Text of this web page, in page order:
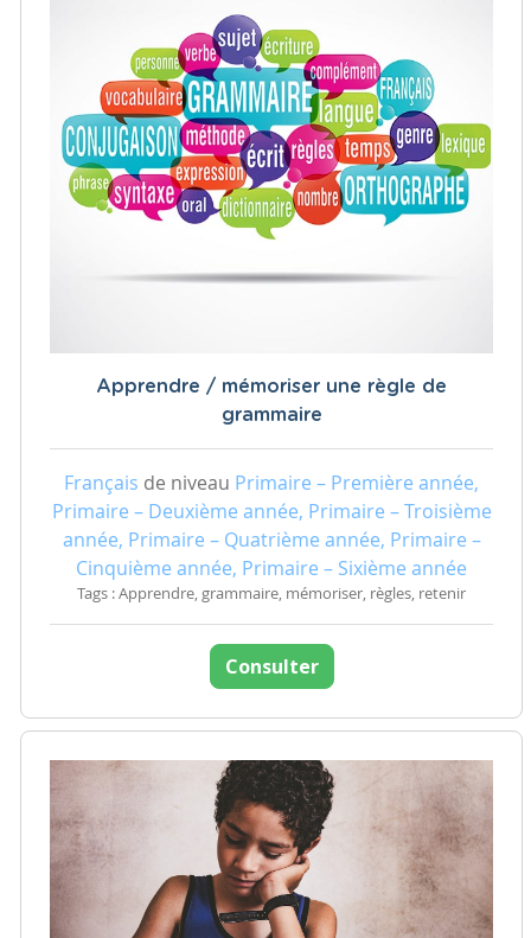
Apprendre / mémoriser une règle de
grammaire
Français de niveau Primaire – Première année,
Primaire – Deuxième année, Primaire – Troisième
année, Primaire – Quatrième année, Primaire –
Cinquième année, Primaire – Sixième année
Tags : Apprendre, grammaire, mémoriser, règles, retenir
Consulter